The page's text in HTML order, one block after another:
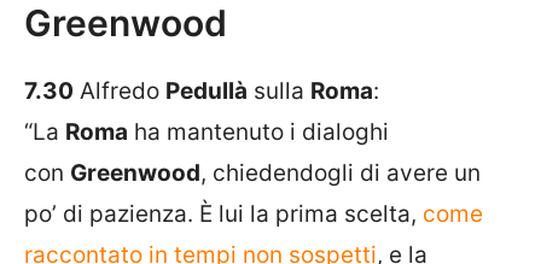
Greenwood
7.30 Alfredo Pedullà sulla Roma:
“La Roma ha mantenuto i dialoghi
con Greenwood, chiedendogli di avere un
po’ di pazienza. È lui la prima scelta, come
raccontato in tempi non sospetti, e la